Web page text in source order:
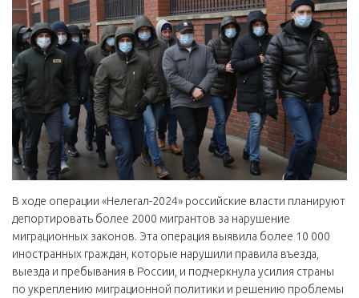
В ходе операции «Нелегал-2024» российские власти планируют
депортировать более 2000 мигрантов за нарушение
миграционных законов. Эта операция выявила более 10 000
иностранных граждан, которые нарушили правила въезда,
выезда и пребывания в России, и подчеркнула усилия страны
по укреплению миграционной политики и решению проблемы